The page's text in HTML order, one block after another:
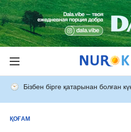
Бізбен бірге қатарынан болған
ҚОҒАМ